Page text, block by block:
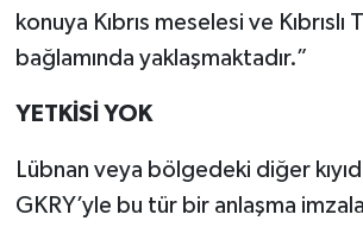
konuya Kıbrıs meselesi ve Kıbrıslı
bağlamında yaklaşmaktadır.”
YETKİSİ YOK
Lübnan veya bölgedeki diğer
GKRY’yle bu tür bir anlaşma